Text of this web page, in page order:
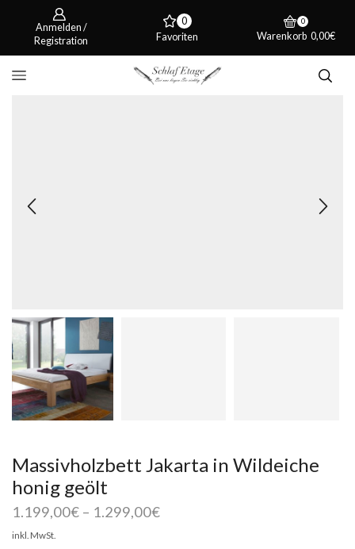
Anmelden /
Registration
0
Favoriten
0
Warenkorb 0,00€
Massivholzbett Jakarta in Wildeiche
honig geölt
1.199,00€ – 1.299,00€
inkl. MwSt.